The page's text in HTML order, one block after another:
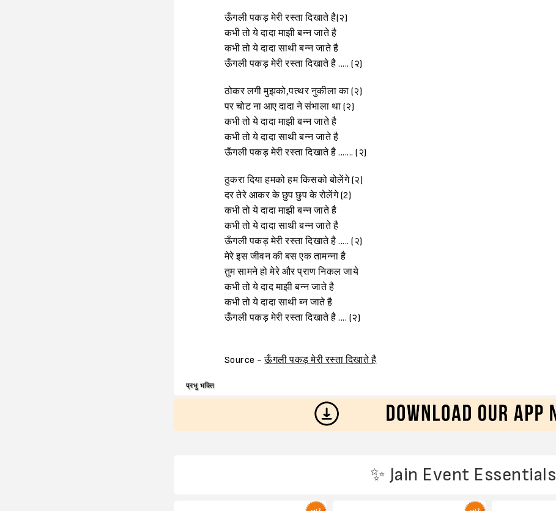
ऊँगली पकड़ मेरी रस्ता दिखाते है(२)
कभी तो ये दादा माझी बन्न जाते है
कभी तो ये दादा साथी बन्न जाते है
ऊँगली पकड़ मेरी रस्ता दिखाते है ..... (२)
ठोकर लगी मुझको,पत्थर नुकीला का (२)
पर चोट ना आए दादा ने संभाला था (२)
कभी तो ये दादा माझी बन्न जाते है
कभी तो ये दादा साथी बन्न जाते है
ऊँगली पकड़ मेरी रस्ता दिखाते है ....... (२)
ठुकरा दिया हमको हम किसको बोलेंगे (२)
दर तेरे आकर के छुप छुप के रोलेंगे (2)
कभी तो ये दादा माझी बन्न जाते है
कभी तो ये दादा साथी बन्न जाते है
ऊँगली पकड़ मेरी रस्ता दिखाते है ..... (२)
मेरे इस जीवन की बस एक तामन्ना है
तुम सामने हो मेरे और प्राण निकल जाये
कभी तो ये दाद माझी बन्न जाते है
कभी तो ये दादा साथी ब्न जाते है
ऊँगली पकड़ मेरी रस्ता दिखाते है .... (२)
Source -ऊँगली पकड़ मेरी रस्ता दिखाते है
प्रभु भक्ति
✨ Jain Event Essentials